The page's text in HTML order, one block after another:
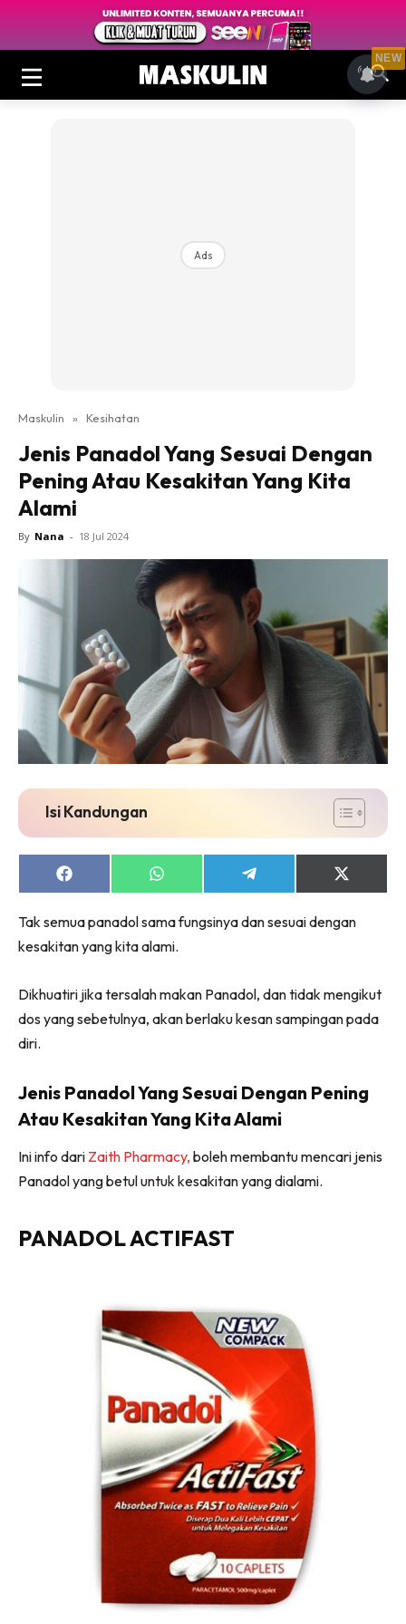
Ads
Maskulin » Kesihatan
Jenis Panadol Yang Sesuai Dengan
Pening Atau Kesakitan Yang Kita
Alami
By Nana - 18 Jul 2024
Isi Kandungan
Share
on
Share
on
Share
on
Share
on
(Twitter)
Tak semua panadol sama fungsinya dan sesuai dengan
kesakitan yang kita alami.
Dikhuatiri jika tersalah makan Panadol, dan tidak mengikut
dos yang sebetulnya, akan berlaku kesan sampingan pada
diri.
Jenis Panadol Yang Sesuai Dengan Pening
Atau Kesakitan Yang Kita Alami
Ini info dari Zaith Pharmacy, boleh membantu mencari jenis
Panadol yang betul untuk kesakitan yang dialami.
PANADOL ACTIFAST
NEW